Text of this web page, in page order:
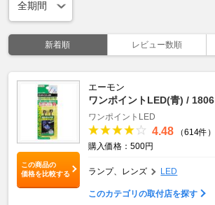
新着順 レビュー数順
この商品の
価格を比較する
エーモン
ワンポイントLED(青) / 1806
ワンポイントLED
4.48
（614件）
購入価格：500円
ランプ、レンズ LED
このカテゴリの取付店を探す